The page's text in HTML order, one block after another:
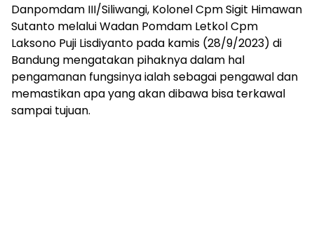
Danpomdam III/Siliwangi, Kolonel Cpm Sigit Himawan
Sutanto melalui Wadan Pomdam Letkol Cpm
Laksono Puji Lisdiyanto pada kamis (28/9/2023) di
Bandung mengatakan pihaknya dalam hal
pengamanan fungsinya ialah sebagai pengawal dan
memastikan apa yang akan dibawa bisa terkawal
sampai tujuan.